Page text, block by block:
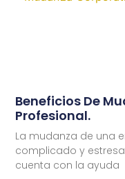
Beneficios De
Profesional.
La mudanza de una
complicado y
cuenta con la ayuda